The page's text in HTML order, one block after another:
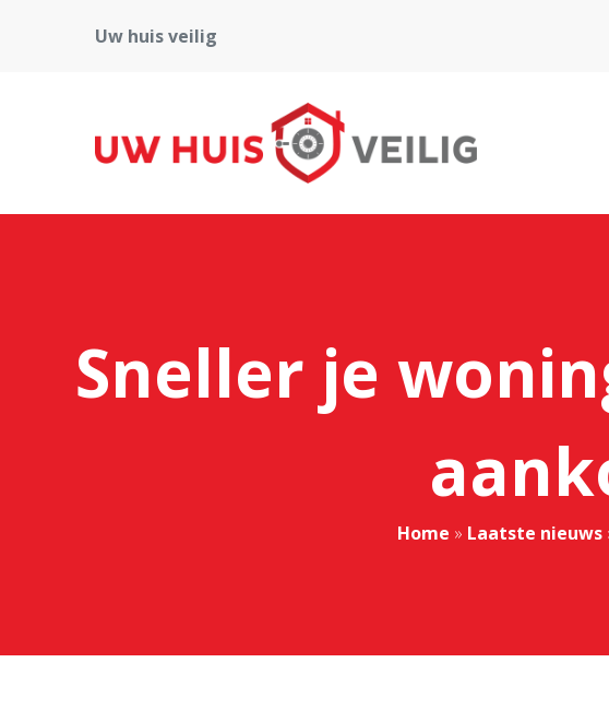
Uw huis veilig
Sneller je
Home » Laatste nieuws